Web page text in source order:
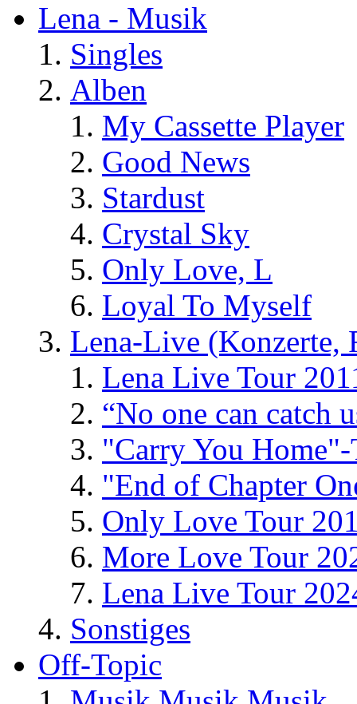
Lena - Musik
Singles
Alben
My Cassette Player
Good News
Stardust
Crystal Sky
Only Love, L
Loyal To Myself
Lena-Live (Konzerte,
Lena Live Tour
“No one can catch
"Carry You
"End of Chapter
Only Love Tour
More Love Tour
Lena Live Tour
Sonstiges
Off-Topic